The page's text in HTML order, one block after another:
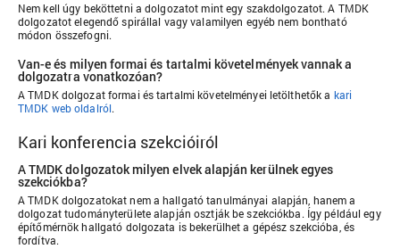
Nem kell úgy beköttetni a dolgozatot mint egy szakdolgozatot. A TMDK
dolgozatot elegendő spirállal vagy valamilyen egyéb nem bontható
módon összefogni.
Van-e és milyen formai és tartalmi követelmények vannak a
dolgozatra vonatkozóan?
A TMDK dolgozat formai és tartalmi követelményei letölthetők a kari
TMDK web oldalról.
Kari konferencia szekcióiról
A TMDK dolgozatok milyen elvek alapján kerülnek egyes
szekciókba?
A TMDK dolgozatokat nem a hallgató tanulmányai alapján, hanem a
dolgozat tudományterülete alapján osztják be szekciókba. Így például egy
építőmérnök hallgató dolgozata is bekerülhet a gépész szekcióba, és
fordítva.